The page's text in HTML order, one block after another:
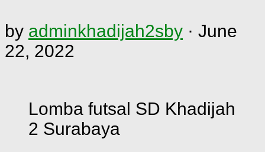
by adminkhadijah2sby · June
22, 2022
Lomba futsal SD Khadijah
2 Surabaya